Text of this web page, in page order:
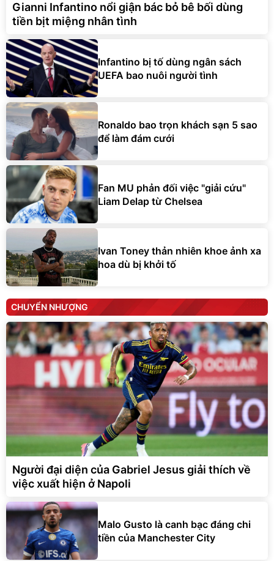
Gianni Infantino nổi giận bác bỏ bê bối dùng
tiền bịt miệng nhân tình
Infantino bị tố dùng ngân sách
UEFA bao nuôi người tình
Ronaldo bao trọn khách sạn 5 sao
để làm đám cưới
Fan MU phản đối việc "giải cứu"
Liam Delap từ Chelsea
Ivan Toney thản nhiên khoe ảnh xa
hoa dù bị khởi tố
CHUYỂN NHƯỢNG
Người đại diện của Gabriel Jesus giải thích về
việc xuất hiện ở Napoli
Malo Gusto là canh bạc đáng chi
tiền của Manchester City